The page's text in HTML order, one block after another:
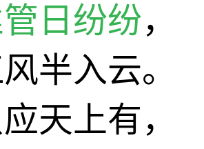
日纷纷，
半入云。
天上有，